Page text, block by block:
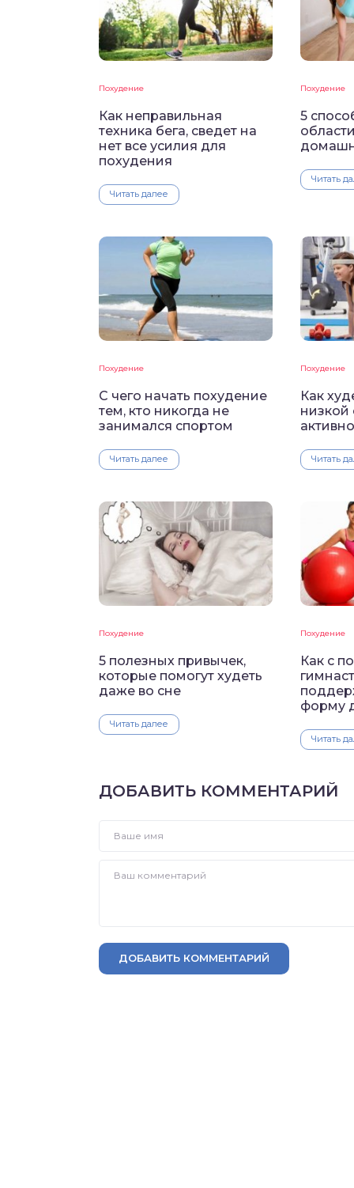
Похудение
Как неправильная
техника бега, сведет на
нет все усилия для
похудения
Читать далее
Похудение
5
Читать
Похудение
С чего начать похудение
тем, кто никогда не
занимался спортом
Читать далее
Похудение
Как
низкой
Читать
Похудение
5 полезных привычек,
которые помогут худеть
даже во сне
Читать далее
Похудение
Как с
форму
Читать
ДОБАВИТЬ КОММЕНТАРИЙ
ДОБАВИТЬ КОММЕНТАРИЙ